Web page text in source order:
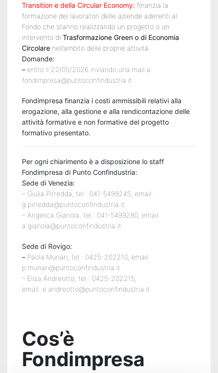
PR
VENETO
FSE+
2021-
2027
Corsi
a
pagamento
Istituzioni
Orientamento
Scuola/Lavoro
Percorsi
ITS
Learning
Kit
Transition e della Circular Economy: finanzia la
formazione dei lavoratori delle aziende aderenti al
Fondo che stanno realizzando un progetto o un
intervento di Trasformazione Green o di Economia
Circolare nell’ambito delle proprie attività.
Domande:
– entro il 22/05/2026 inviando una mail a:
fondimpresa@puntoconfindustria.it
Fondimpresa finanzia i costi ammissibili relativi alla
erogazione, alla gestione e alla rendicontazione delle
attività formative e non formative del progetto
formativo presentato.
Per ogni chiarimento è a disposizione lo staff
Fondimpresa di Punto Confindustria:
Sede di Venezia:
– Giulia Pirredda, tel.: 041-5499245, email:
g.pirredda@puntoconfindustria.it
– Angelica Gianola, tel.: 041-5499280, email:
a.gianola@puntoconfindustria.it
Sede di Rovigo:
– Paola Munari, tel.: 0425-202210, email:
p.munari@puntoconfindustria.it
– Elisa Andreotto, tel.: 0425-202215,
email: e.andreotto@puntoconfindustria.it
Cos’è
Fondimpresa